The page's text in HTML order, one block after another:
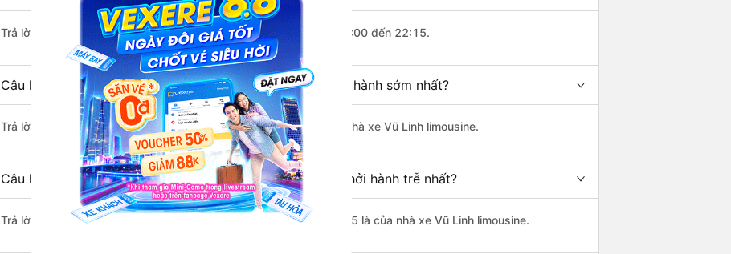
Trả lời: Trung bình mỗi ngày có khoảng 31 chuyến xe bắt đầu từ 2:00 đến 22:15.
Câu hỏi: Nhà xe đi Bình Thủy - Cần Thơ Sài Gòn nào khởi hành sớm nhất?
Trả lời: Chuyến xe có giờ xuất phát sớm nhất vào lúc 2:00 là của nhà xe Vũ Linh limousine.
Câu hỏi: Nhà xe đi Sài Gòn từ Bình Thủy - Cần Thơ nào khởi hành trễ nhất?
Trả lời: Chuyến xe có giờ xuất phát trễ (muộn) nhất là vào lúc 22:15 là của nhà xe Vũ Linh limousine.